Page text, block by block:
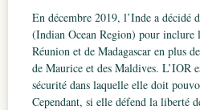
En décembre 2019, l’Inde a décidé
(Indian Ocean Region) pour inclure
Réunion et de Madagascar en plus
de Maurice et des Maldives. L’IOR
sécurité dans laquelle elle doit
Cependant, si elle défend la liberté